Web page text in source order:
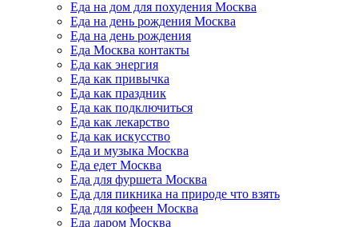
Еда на дом для похудения Москва
Еда на день рождения Москва
Еда на день рождения
Еда Москва контакты
Еда как энергия
Еда как привычка
Еда как праздник
Еда как подключиться
Еда как лекарство
Еда как искусство
Еда и музыка Москва
Еда едет Москва
Еда для фуршета Москва
Еда для пикника на природе что взять
Еда для кофеен Москва
Еда даром Москва